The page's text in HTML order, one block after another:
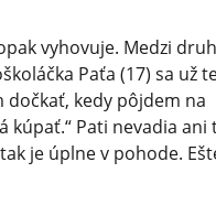
vyhovuje. Medzi
Paťa (17) sa už
dočkať, kedy pôjdem na
kúpať.“ Pati nevadia
je úplne v pohode.